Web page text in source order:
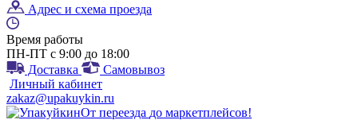
Адрес и схема проезда
Время работы
ПН-ПТ с 9:00 до 18:00
Доставка
Самовывоз
Личный кабинет
zakaz@upakuykin.ru
От переезда до маркетплейсов!